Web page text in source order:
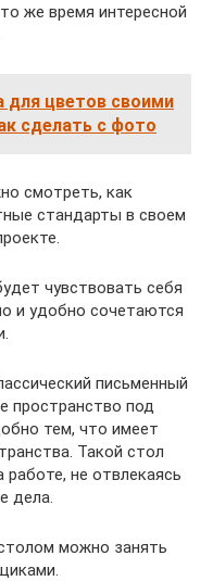
же время интересной
для цветов своими
сделать с фото
смотреть, как
стандарты в своем
чувствовать себя
и удобно сочетаются
письменный
пространство под
тем, что имеет
Такой стол
не отвлекаясь
дела.
можно занять